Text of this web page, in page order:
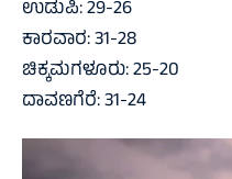
ಉಡುಪಿ: 29-26
ಕಾರವಾರ: 31-28
ಚಿಕ್ಕಮಗಳೂರು: 25-20
ದಾವಣಗೆರೆ: 31-24